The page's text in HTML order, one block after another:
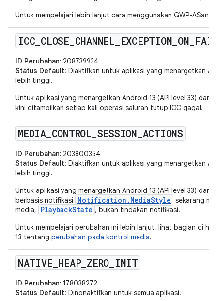
Untuk mempelajari lebih lanjut cara menggunakan GWP-ASan,
ICC CLOSE CHANNEL EXCEPTION ON
ID Perubahan: 208739934
Status Default: Diaktifkan untuk aplikasi yang menargetkan
lebih tinggi.
Untuk aplikasi yang menargetkan Android 13 (API level 33) dan
kini ditampilkan setiap kali operasi saluran tutup ICC gagal.
MEDIA_ CONTROL SESSION ACTIONS
ID Perubahan: 203800354
Status Default: Diaktifkan untuk aplikasi yang menargetkan
lebih tinggi.
Untuk aplikasi yang menargetkan Android 13 (API level 33)
berbasis notifikasi
Notification.MediaStyle sekarang
media,
PlaybackState , bukan tindakan notifikasi.
Untuk mempelajari perubahan ini lebih lanjut, lihat bagian di
13 tentang perubahan pada kontrol media.
NATIVE HEAP_ ZERO INIT
ID Perubahan: 178038272
Status Default: Dinonaktifkan untuk semua aplikasi.